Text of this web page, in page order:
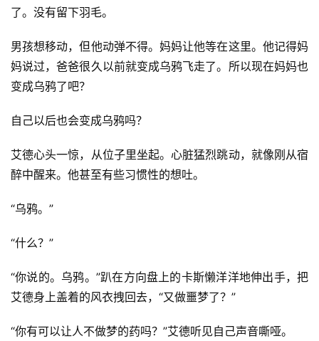
了。没有留下羽毛。
男孩想移动，但他动弹不得。妈妈让他等在这里。他记得妈
妈说过，爸爸很久以前就变成乌鸦飞走了。所以现在妈妈也
变成乌鸦了吧？
自己以后也会变成乌鸦吗？
艾德心头一惊，从位子里坐起。心脏猛烈跳动，就像刚从宿
醉中醒来。他甚至有些习惯性的想吐。
“乌鸦。”
“什么？”
“你说的。乌鸦。”趴在方向盘上的卡斯懒洋洋地伸出手，把
艾德身上盖着的风衣拽回去，“又做噩梦了？”
“你有可以让人不做梦的药吗？”艾德听见自己声音嘶哑。